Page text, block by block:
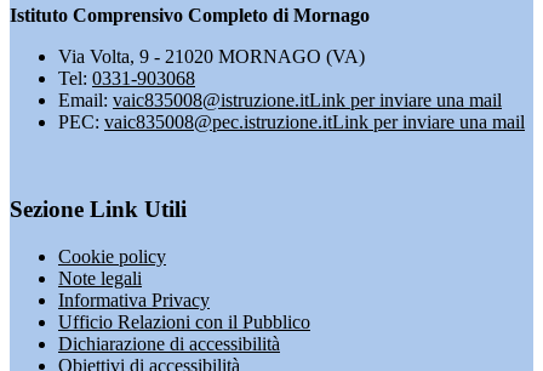
Istituto Comprensivo Completo di Mornago
Via Volta, 9 - 21020 MORNAGO (VA)
Tel: 0331-903068
Email: vaic835008@istruzione.itLink per inviare una mail
PEC: vaic835008@pec.istruzione.itLink per inviare una mail
Sezione Link Utili
Cookie policy
Note legali
Informativa Privacy
Ufficio Relazioni con il Pubblico
Dichiarazione di accessibilità
Obiettivi di accessibilità